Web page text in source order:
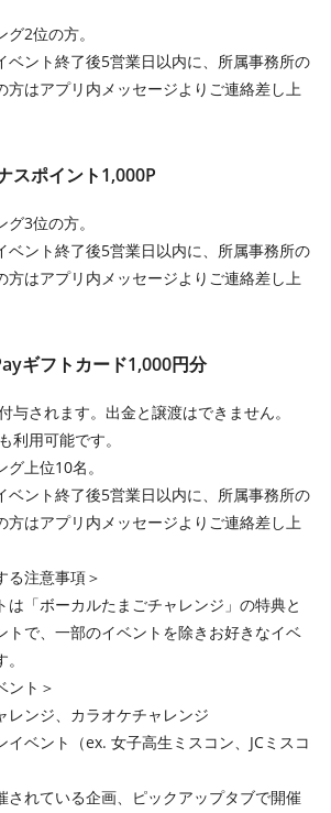
2位の方。
ベント終了後5営業日以内に、所属事務所の
方はアプリ内メッセージよりご連絡差し上
スポイント1,000P
3位の方。
ベント終了後5営業日以内に、所属事務所の
方はアプリ内メッセージよりご連絡差し上
ギフトカード1,000円分
与されます。出金と譲渡はできません。
利用可能です。
上位10名。
ベント終了後5営業日以内に、所属事務所の
方はアプリ内メッセージよりご連絡差し上
る注意事項＞
は「ボーカルたまごチャレンジ」の特典と
トで、一部のイベントを除きお好きなイベ
ント＞
ンジ、カラオケチャレンジ
ベント（ex. 女子高生ミスコン、JCミスコ
れている企画、ピックアップタブで開催